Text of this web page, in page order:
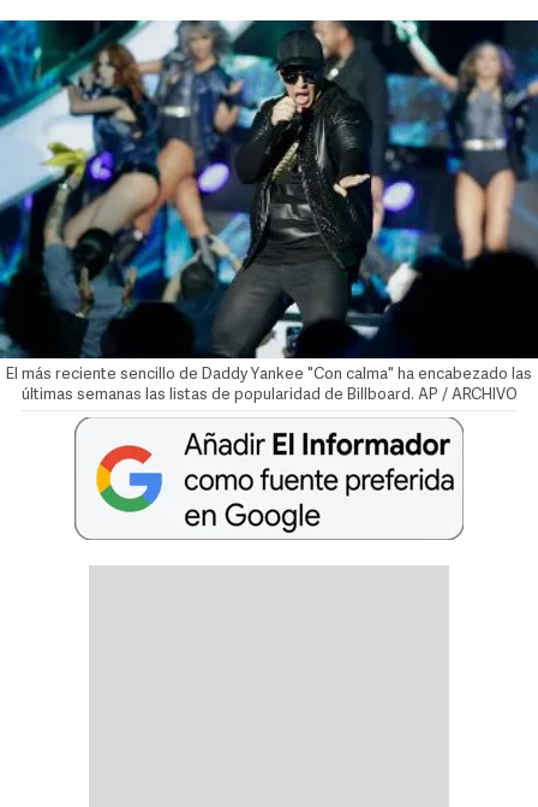
El más reciente sencillo de Daddy Yankee "Con calma" ha encabezado las
últimas semanas las listas de popularidad de Billboard. AP / ARCHIVO